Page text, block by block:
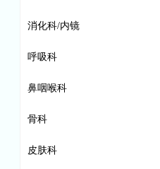
消化科/内镜
呼吸科
鼻咽喉科
骨科
皮肤科